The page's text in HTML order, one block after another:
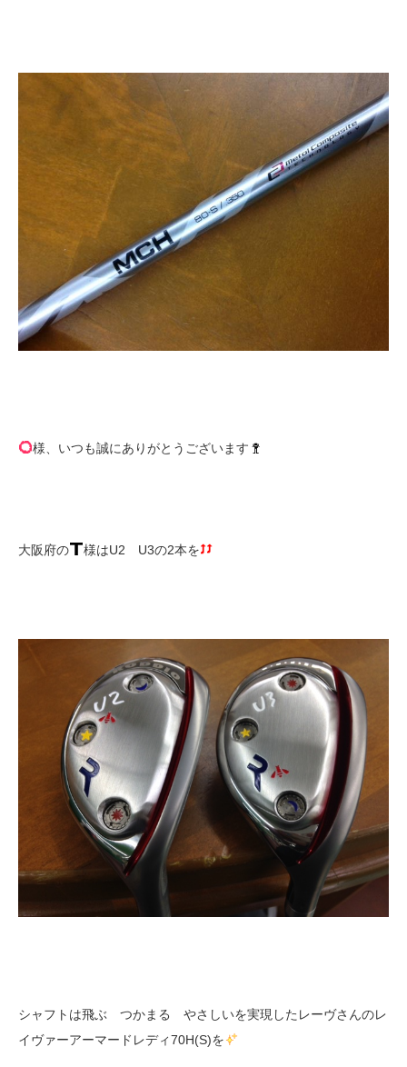
様、いつも誠にありがとうございます
大阪府の 様はU2 U3の2本を
シャフトは飛ぶ つかまる やさしいを実現したレーヴさんのレ
イヴァーアーマードレディ70H(S)を